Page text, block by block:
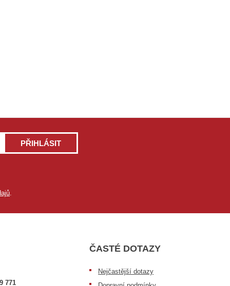
PŘIHLÁSIT
.
771
ČASTÉ DOTAZY
Nejčastější dotazy